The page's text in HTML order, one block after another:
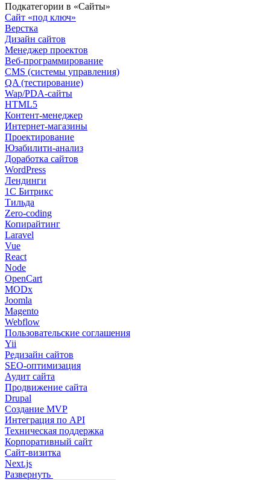
Подкатегории в «Сайты»
Сайт «под ключ»
Верстка
Дизайн сайтов
Менеджер проектов
Веб-программирование
CMS (системы управления)
QA (тестирование)
Wap/PDA-сайты
HTML5
Контент-менеджер
Интернет-магазины
Проектирование
Юзабилити-анализ
Доработка сайтов
WordPress
Лендинги
1С Битрикс
Тильда
Zero-coding
Копирайтинг
Laravel
Vue
React
Node
OpenCart
MODx
Joomla
Magento
Webflow
Пользовательские соглашения
Yii
Редизайн сайтов
SEO-оптимизация
Аудит сайта
Продвижение сайта
Drupal
Создание MVP
Интеграция по API
Техническая поддержка
Корпоративный сайт
Сайт-визитка
Next.js
Развернуть